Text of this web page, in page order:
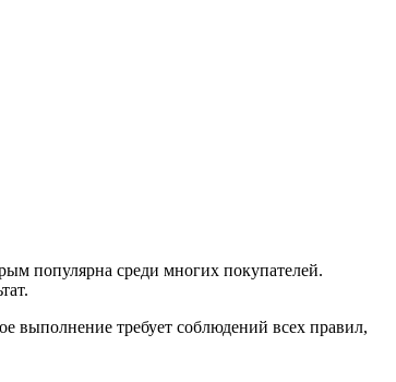
популярна среди многих покупателей.
выполнение требует соблюдений всех правил,